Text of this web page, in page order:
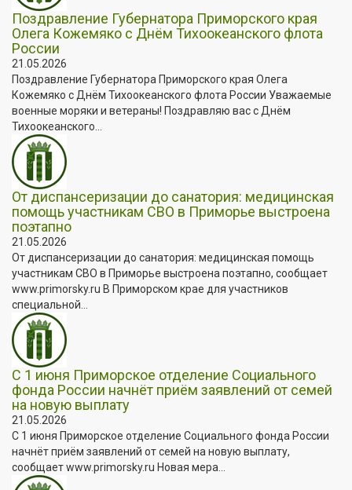
Поздравление Губернатора Приморского края
Олега Кожемяко с Днём Тихоокеанского флота
России
21.05.2026
Поздравление Губернатора Приморского края Олега
Кожемяко с Днём Тихоокеанского флота России Уважаемые
военные моряки и ветераны! Поздравляю вас с Днём
Тихоокеанского...
От диспансеризации до санатория: медицинская
помощь участникам СВО в Приморье выстроена
поэтапно
21.05.2026
От диспансеризации до санатория: медицинская помощь
участникам СВО в Приморье выстроена поэтапно, сообщает
www.primorsky.ru В Приморском крае для участников
специальной...
С 1 июня Приморское отделение Социального
фонда России начнёт приём заявлений от семей
на новую выплату
21.05.2026
С 1 июня Приморское отделение Социального фонда России
начнёт приём заявлений от семей на новую выплату,
сообщает www.primorsky.ru Новая мера...